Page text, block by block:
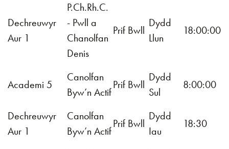
Dechreuwyr
Aur 1
P.Ch.Rh.C.
- Pwll a
Chanolfan
Denis
Prif Bwll
Dydd
Llun
18:00:00
Academi 5
Canolfan
Byw’n Actif
Prif Bwll
Dydd
Sul
8:00:00
Dechreuwyr
Aur 1
Canolfan
Byw’n Actif
Prif Bwll
Dydd
Iau
18:30